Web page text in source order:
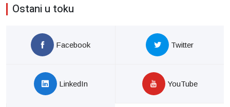
Ostani u toku
Facebook Twitter
LinkedIn YouTube